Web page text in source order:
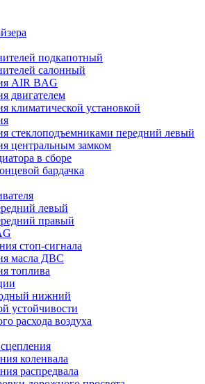
подкапотный
салонный
AIR BAG
двигателем
климатической установкой
стеклоподъемниками передний левый
центральным замком
в сборе
бардачка
левый
правый
стоп-сигнала
масла ДВС
топлива
нижний
устойчивости
расхода воздуха
коленвала
распредвала